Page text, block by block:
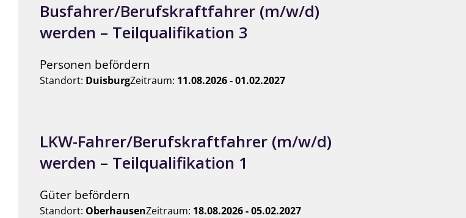
Busfahrer/Berufskraftfahrer (m/w/d)
werden – Teilqualifikation 3
Personen befördern
Standort: DuisburgZeitraum: 11.08.2026 - 01.02.2027
LKW-Fahrer/Berufskraftfahrer (m/w/d)
werden – Teilqualifikation 1
Güter befördern
Standort: OberhausenZeitraum: 18.08.2026 - 05.02.2027